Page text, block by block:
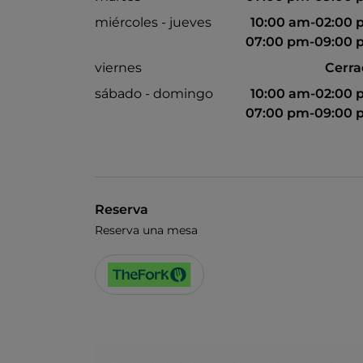
miércoles - jueves
10:00 am-02:00
07:00 pm-09:00
viernes
sábado - domingo
10:00 am-02:00
07:00 pm-09:00
Reserva
Reserva una mesa